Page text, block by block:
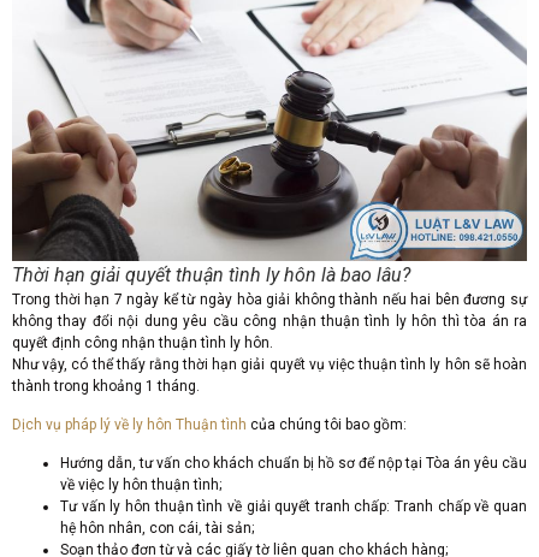
Thời hạn giải quyết thuận tình ly hôn là bao lâu?
Trong thời hạn 7 ngày kể từ ngày hòa giải không thành nếu hai bên đương sự
không thay đổi nội dung yêu cầu công nhận thuận tình ly hôn thì tòa án ra
quyết định công nhận thuận tình ly hôn.
Như vậy, có thể thấy rằng thời hạn giải quyết vụ việc thuận tình ly hôn sẽ hoàn
thành trong khoảng 1 tháng.
Dịch vụ pháp lý về ly hôn Thuận tình của chúng tôi bao gồm:
Hướng dẫn, tư vấn cho khách chuẩn bị hồ sơ để nộp tại Tòa án yêu cầu
về việc ly hôn thuận tình;
Tư vấn ly hôn thuận tình về giải quyết tranh chấp: Tranh chấp về quan
hệ hôn nhân, con cái, tài sản;
Soạn thảo đơn từ và các giấy tờ liên quan cho khách hàng;